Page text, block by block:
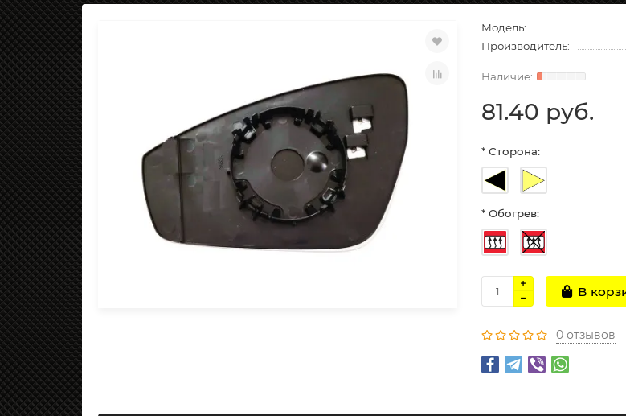
Модель:
Производитель:
81.40 руб.
* Сторона:
* Обогрев:
В
0 отзывов